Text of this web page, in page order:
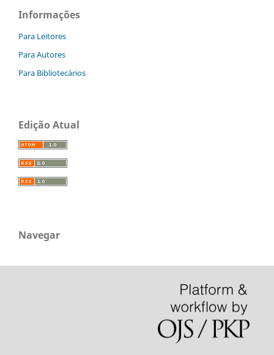
Informações
Para Leitores
Para Autores
Para Bibliotecários
Edição Atual
Navegar